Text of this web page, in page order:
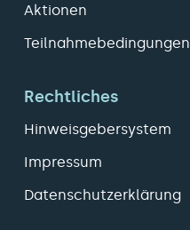
Aktionen
Teilnahmebedingungen
Rechtliches
Hinweisgebersystem
Impressum
Datenschutzerklärung